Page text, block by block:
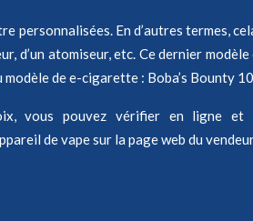
personnalisées. En d’autres termes,
d’un atomiseur, etc. Ce dernier
de e-cigarette : Boba’s Bounty
vous pouvez vérifier en ligne et
de vape sur la page web du